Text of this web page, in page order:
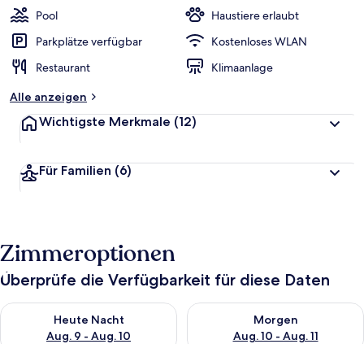
Pool
Haustiere erlaubt
Parkplätze verfügbar
Kostenloses WLAN
Restaurant
Klimaanlage
Alle anzeigen
Wichtigste Merkmale (12)
Für Familien (6)
Zimmeroptionen
Überprüfe die Verfügbarkeit für diese Daten
Heute Nacht
Aug. 9 - Aug. 10
Überprüfe die Verfügbarkeit für heute Nacht, Aug. 9 - Aug.
Morgen
Aug. 10 - Aug. 11
Überprüfe die Verfügbarkeit